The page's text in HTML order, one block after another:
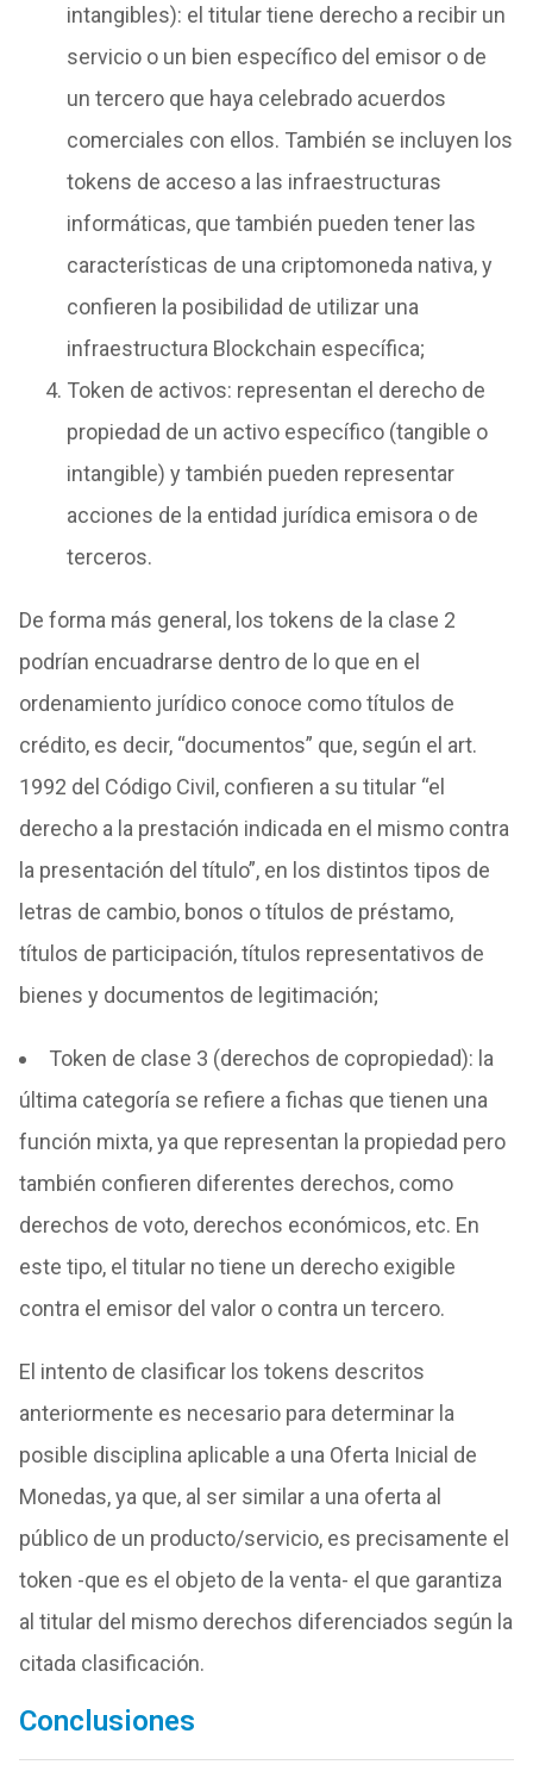
intangibles): el titular tiene derecho a recibir un
servicio o un bien específico del emisor o de
un tercero que haya celebrado acuerdos
comerciales con ellos. También se incluyen los
tokens de acceso a las infraestructuras
informáticas, que también pueden tener las
características de una criptomoneda nativa, y
confieren la posibilidad de utilizar una
infraestructura Blockchain específica;
Token de activos: representan el derecho de
propiedad de un activo específico (tangible o
intangible) y también pueden representar
acciones de la entidad jurídica emisora o de
terceros.
De forma más general, los tokens de la clase 2
podrían encuadrarse dentro de lo que en el
ordenamiento jurídico conoce como títulos de
crédito, es decir, “documentos” que, según el art.
1992 del Código Civil, confieren a su titular “el
derecho a la prestación indicada en el mismo contra
la presentación del título”, en los distintos tipos de
letras de cambio, bonos o títulos de préstamo,
títulos de participación, títulos representativos de
bienes y documentos de legitimación;
Token de clase 3 (derechos de copropiedad): la
última categoría se refiere a fichas que tienen una
función mixta, ya que representan la propiedad pero
también confieren diferentes derechos, como
derechos de voto, derechos económicos, etc. En
este tipo, el titular no tiene un derecho exigible
contra el emisor del valor o contra un tercero.
El intento de clasificar los tokens descritos
anteriormente es necesario para determinar la
posible disciplina aplicable a una Oferta Inicial de
Monedas, ya que, al ser similar a una oferta al
público de un producto/servicio, es precisamente el
token -que es el objeto de la venta- el que garantiza
al titular del mismo derechos diferenciados según la
citada clasificación.
Conclusiones